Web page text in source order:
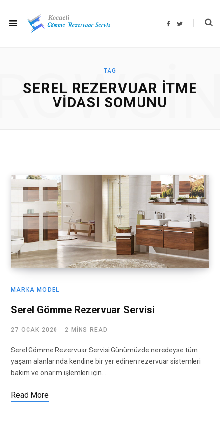
F
T
TAG
SEREL REZERVUAR ITME
VIDASI SOMUNU
MARKA MODEL
Serel Gömme Rezervuar Servisi
27 OCAK 2020 2 MINS READ
Serel Gömme Rezervuar Servisi Günümüzde neredeyse tüm
yaşam alanlarında kendine bir yer edinen rezervuar sistemleri
bakım ve onarım işlemleri için…
Read More